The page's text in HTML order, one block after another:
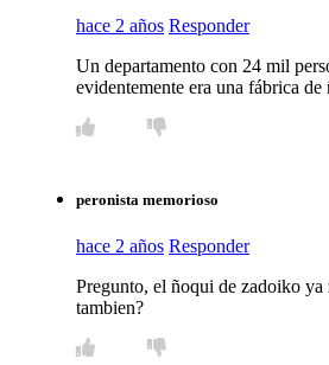
hace 2 años Responder
Un departamento con 24 mil
evidentemente era una fábrica de
peronista memorioso
hace 2 años Responder
Pregunto, el ñoqui de zadoiko
tambien?